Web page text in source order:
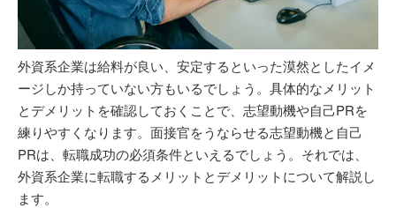
外資系企業は給料が良い、安定するといった漠然としたイメ
ージしか持っていない方もいるでしょう。具体的なメリット
とデメリットを確認しておくことで、志望動機や自己PRを
練りやすくなります。面接官をうならせる志望動機と自己
PRは、転職成功の必須条件といえるでしょう。それでは、
外資系企業に転職するメリットとデメリットについて解説し
ます。